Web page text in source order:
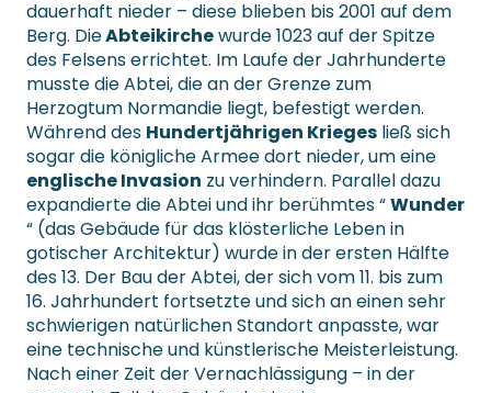
dauerhaft nieder – diese blieben bis 2001 auf dem
Berg. DieAbteikirchewurde 1023 auf der Spitze
des Felsens errichtet. Im Laufe der Jahrhunderte
musste die Abtei, die an der Grenze zum
Herzogtum Normandie liegt, befestigt werden.
Während des Hundertjährigen Krieges ließ sich
sogar die königliche Armee dort nieder, um eine
englische Invasion zu verhindern. Parallel dazu
expandierte die Abtei und ihr berühmtes “Wunder
“ (das Gebäude für das klösterliche Leben in
gotischer Architektur) wurde in der ersten Hälfte
des 13. Der Bau der Abtei, der sich vom 11. bis zum
16. Jahrhundert fortsetzte und sich an einen sehr
schwierigen natürlichen Standort anpasste, war
eine technische und künstlerische Meisterleistung.
Nach einer Zeit der Vernachlässigung – in der